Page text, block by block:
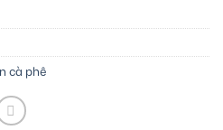
cà phê